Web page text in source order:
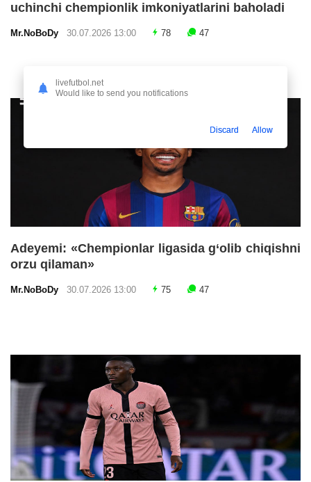
uchinchi chempionlik imkoniyatlarini baholadi
Mr.NoBoDy 30.07.2026 13:00 78 47
Adeyemi: «Chempionlar ligasida g‘olib chiqishni
orzu qilaman»
Mr.NoBoDy 30.07.2026 13:00 75 47
livefutbol.net
Would like to send you notifications
Discard Allow